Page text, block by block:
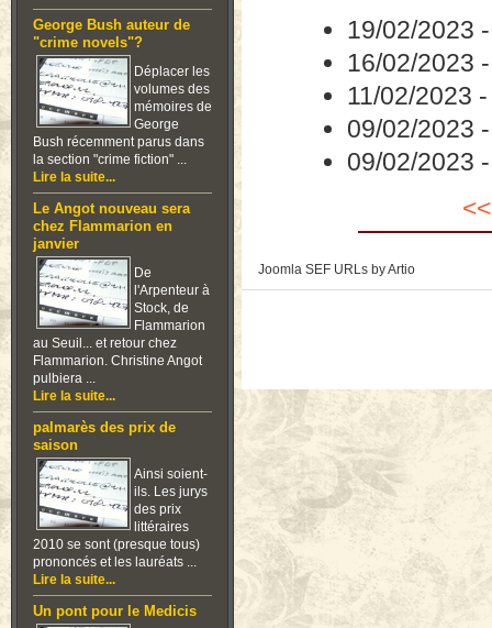
George Bush auteur de
"crime novels"?
Déplacer les
volumes des
mémoires de
George
Bush récemment parus dans
la section "crime fiction" ...
Lire la suite...
Le Angot nouveau sera
chez Flammarion en
janvier
De
l'Arpenteur à
Stock, de
Flammarion
au Seuil... et retour chez
Flammarion. Christine Angot
pulbiera ...
Lire la suite...
palmarès des prix de
saison
Ainsi soient-
ils. Les jurys
des prix
littéraires
2010 se sont (presque tous)
prononcés et les lauréats ...
Lire la suite...
Un pont pour le Medicis
19/02/2023
16/02/2023
11/02/2023
09/02/2023
09/02/2023
Joomla SEF URLs by Artio